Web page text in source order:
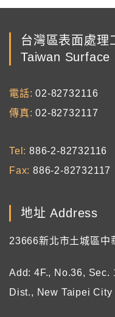
台灣區表面處理
Taiwan Surface
電話
02-82732116
傳真
02-82732117
Tel
886-2-82732116
Fax 886-2-82732117
地址 Address
23666新北市土城區中
Add: 4F., No.36, Sec.
Dist., New Taipei